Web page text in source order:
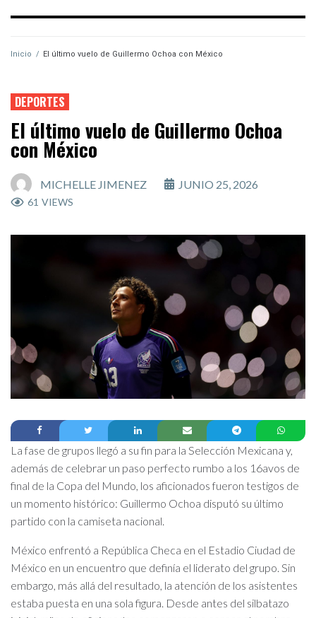
Inicio / El último vuelo de Guillermo Ochoa con México
DEPORTES
El último vuelo de Guillermo Ochoa
con México
MICHELLE JIMENEZ JUNIO 25, 2026
61 VIEWS
La fase de grupos llegó a su fin para la Selección Mexicana y,
además de celebrar un paso perfecto rumbo a los 16avos de
final de la Copa del Mundo, los aficionados fueron testigos de
un momento histórico: Guillermo Ochoa disputó su último
partido con la camiseta nacional.
México enfrentó a República Checa en el Estadio Ciudad de
México en un encuentro que definía el liderato del grupo. Sin
embargo, más allá del resultado, la atención de los asistentes
estaba puesta en una sola figura. Desde antes del silbatazo